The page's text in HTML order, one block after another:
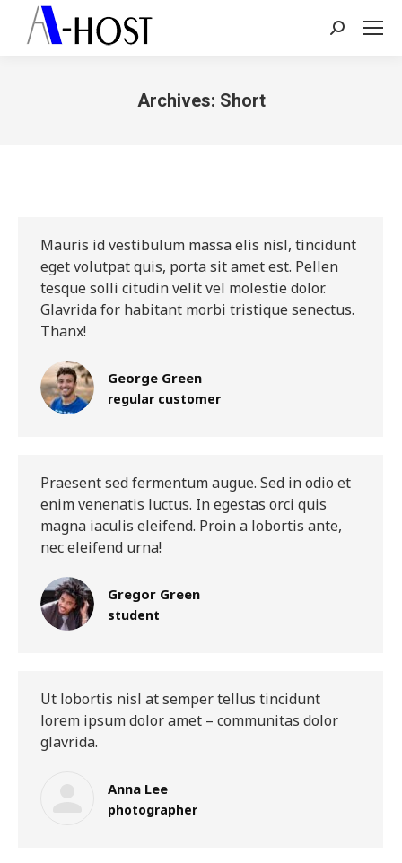
Search:
Archives: Short
Mauris id vestibulum massa elis nisl, tincidunt
eget volutpat quis, porta sit amet est. Pellen
tesque solli citudin velit vel molestie dolor.
Glavrida for habitant morbi tristique senectus.
Thanx!
George Green
regular customer
Praesent sed fermentum augue. Sed in odio et
enim venenatis luctus. In egestas orci quis
magna iaculis eleifend. Proin a lobortis ante,
nec eleifend urna!
Gregor Green
student
Ut lobortis nisl at semper tellus tincidunt
lorem ipsum dolor amet – communitas dolor
glavrida.
Anna Lee
photographer